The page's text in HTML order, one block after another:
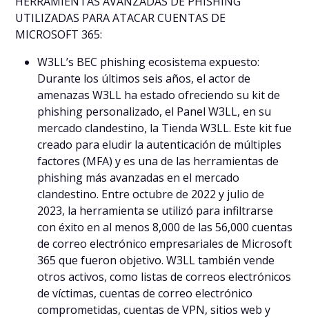
UTILIZADAS PARA ATACAR CUENTAS DE
MICROSOFT 365:
W3LL’s BEC phishing ecosistema expuesto:
Durante los últimos seis años, el actor de
amenazas W3LL ha estado ofreciendo su kit de
phishing personalizado, el Panel W3LL, en su
mercado clandestino, la Tienda W3LL. Este kit fue
creado para eludir la autenticación de múltiples
factores (MFA) y es una de las herramientas de
phishing más avanzadas en el mercado
clandestino. Entre octubre de 2022 y julio de
2023, la herramienta se utilizó para infiltrarse
con éxito en al menos 8,000 de las 56,000 cuentas
de correo electrónico empresariales de Microsoft
365 que fueron objetivo. W3LL también vende
otros activos, como listas de correos electrónicos
de víctimas, cuentas de correo electrónico
comprometidas, cuentas de VPN, sitios web y